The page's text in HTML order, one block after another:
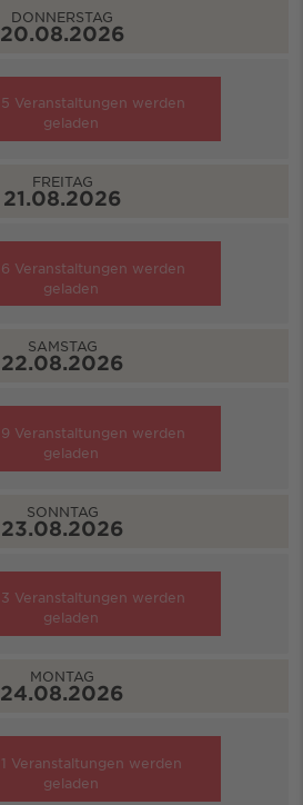
DONNERSTAG
20.08.2026
5 Veranstaltungen werden
geladen
FREITAG
21.08.2026
6 Veranstaltungen werden
geladen
SAMSTAG
22.08.2026
9 Veranstaltungen werden
geladen
SONNTAG
23.08.2026
3 Veranstaltungen werden
geladen
MONTAG
24.08.2026
1 Veranstaltungen werden
geladen